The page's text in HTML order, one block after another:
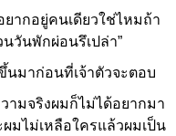
ากอยู่คนเดียวใช่ไหมถ้า
วันพักผ่อนรึเปล่า”
มาก่อนที่เจ้าตัวจะตอบ
จริงผมก็ไม่ได้อยากมา
มไม่เหลือใครแล้วผมเป็น